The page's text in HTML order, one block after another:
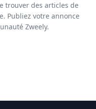
trouver des articles de
Publiez votre annonce
Zweely.